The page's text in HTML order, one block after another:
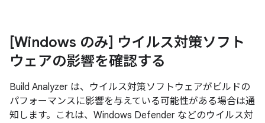
[Windows のみ] ウイルス対策ソフト
ウェアの影響を確認する
Build Analyzer は、ウイルス対策ソフトウェアがビルドの
パフォーマンスに影響を与えている可能性がある場合は通
知します。これは、Windows Defender などのウイルス対